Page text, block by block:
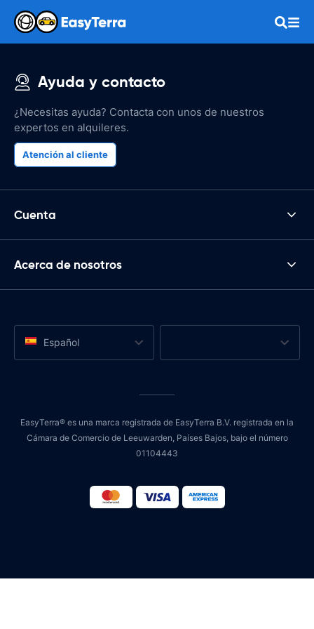
Ayuda y contacto
¿Necesitas ayuda? Contacta con unos de nuestros
expertos en alquileres.
Atención al cliente
Cuenta
Acerca de nosotros
Español
EasyTerra® es una marca registrada de EasyTerra B.V. registrada en la
Cámara de Comercio de Leeuwarden, Países Bajos, bajo el número
01104443